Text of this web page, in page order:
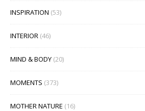
INSPIRATION (53)
INTERIOR (46)
MIND & BODY (20)
MOMENTS (373)
MOTHER NATURE (16)